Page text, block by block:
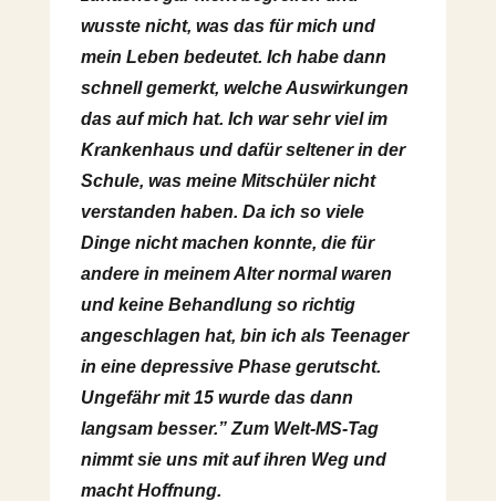
wusste nicht, was das für mich und
mein Leben bedeutet. Ich habe dann
schnell gemerkt, welche Auswirkungen
das auf mich hat. Ich war sehr viel im
Krankenhaus und dafür seltener in der
Schule, was meine Mitschüler nicht
verstanden haben. Da ich so viele
Dinge nicht machen konnte, die für
andere in meinem Alter normal waren
und keine Behandlung so richtig
angeschlagen hat, bin ich als Teenager
in eine depressive Phase gerutscht.
Ungefähr mit 15 wurde das dann
langsam besser.” Zum Welt-MS-Tag
nimmt sie uns mit auf ihren Weg und
macht Hoffnung.